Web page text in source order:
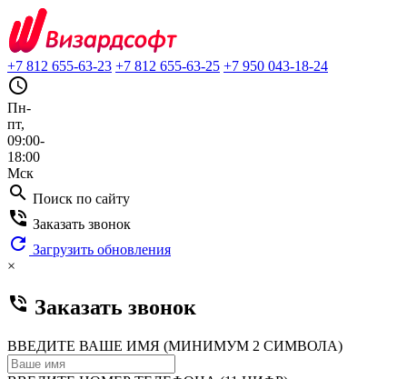
+7 812 655-63-23 +7 812 655-63-25 +7 950 043-18-24
query_builder
Пн-
пт,
09:00-
18:00
Мск
search Поиск по сайту
phone_in_talk Заказать звонок
refresh Загрузить обновления
×
phone_in_talk Заказать звонок
ВВЕДИТЕ ВАШЕ ИМЯ (МИНИМУМ 2 СИМВОЛА)